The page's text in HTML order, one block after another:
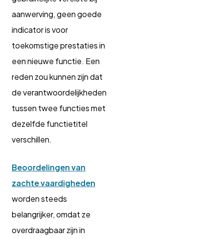
aanwerving, geen goede
indicator is voor
toekomstige prestaties in
een nieuwe functie. Een
reden zou kunnen zijn dat
de verantwoordelijkheden
tussen twee functies met
dezelfde functietitel
verschillen.
Beoordelingen van
zachte vaardigheden
worden steeds
belangrijker, omdat ze
overdraagbaar zijn in